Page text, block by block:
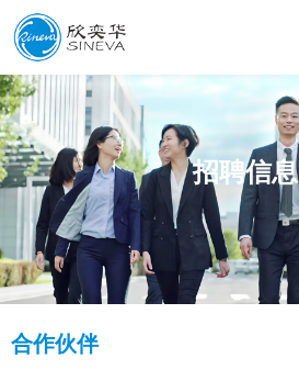
招聘信息
合作伙伴